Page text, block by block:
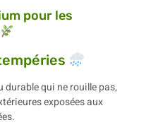
pour les
durable qui ne rouille pas,
exposées aux